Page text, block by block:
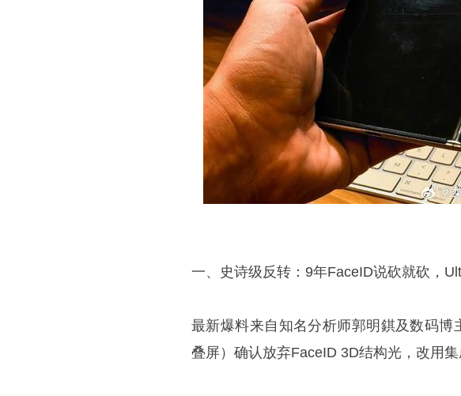
一、史诗级反转：9年FaceID说砍就砍，
最新爆料来自知名分析师郭明錤及数码
叠屏）确认放弃FaceID 3D结构光，改用集